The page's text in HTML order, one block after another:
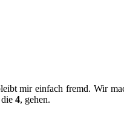
mir einfach fremd. Wir
die 4, gehen.